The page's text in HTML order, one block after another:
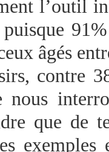
l’outil
âgés
contre
nous
que de